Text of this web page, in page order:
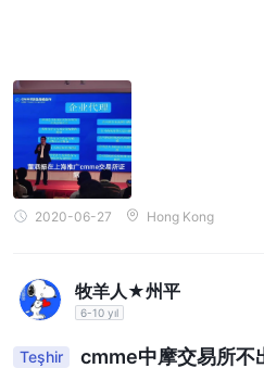
投入的资金又不出了金，典型的连环
会员还在入金，行骗还在继续。呼吁
2020-06-27 Hong Kong
牧羊人★州平
6-10 yıl
Teşhir cmme中摩交易所不